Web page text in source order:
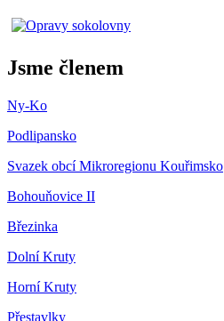
Jsme členem
Ny-Ko
Podlipansko
Svazek obcí Mikroregionu Kouřimsko
Bohouňovice II
Březinka
Dolní Kruty
Horní Kruty
Přestavlky